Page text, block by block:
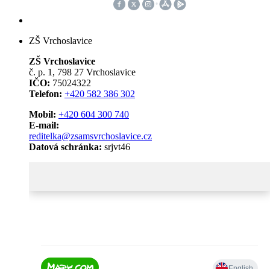
ZŠ Vrchoslavice
ZŠ Vrchoslavice
č. p. 1, 798 27 Vrchoslavice
IČO: 75024322
Telefon: +420 582 386 302
Mobil: +420 604 300 740
E-mail:
reditelka@zsamsvrchoslavice.cz
Datová schránka: srjvt46